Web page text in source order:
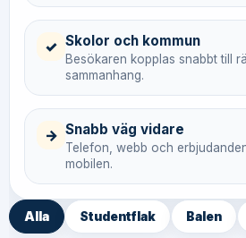
✓ Skolor och kommun
Besökaren kopplas snabbt till
sammanhang.
→ Snabb väg vidare
Telefon, webb och
mobilen.
Alla Studentflak Balen